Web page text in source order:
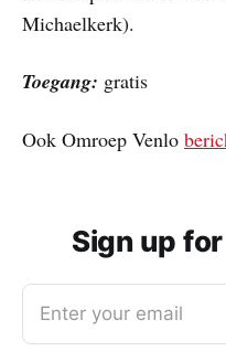
Michaelkerk).
Toegang: gratis
Ook Omroep Venlo
Sign up
Enter your email